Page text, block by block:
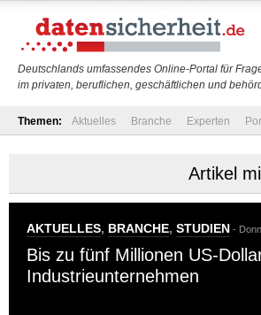
Deutschlands umfassendes Online-Portal für
im privaten, beruflichen, geschäftlichen und
Themen: Aktuelles Branche Experten
Artikel
AKTUELLES, BRANCHE, STUDIEN -
Bis zu fünf Millionen US-
Industrieunternehmen